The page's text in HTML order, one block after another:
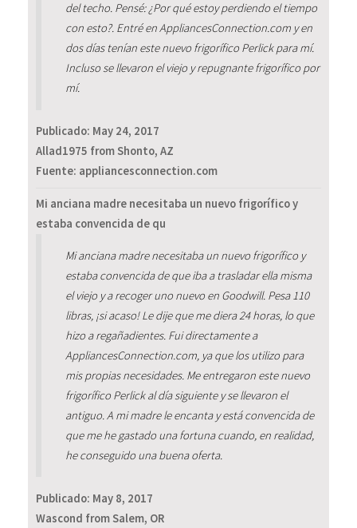
del techo. Pensé: ¿Por qué estoy perdiendo el tiempo
con esto?. Entré en AppliancesConnection.com y en
dos días tenían este nuevo frigorífico Perlick para mí.
Incluso se llevaron el viejo y repugnante frigorífico por
mí.
Publicado: May 24, 2017
Allad1975 from Shonto, AZ
Fuente: appliancesconnection.com
Mi anciana madre necesitaba un nuevo frigorífico y
estaba convencida de qu
Mi anciana madre necesitaba un nuevo frigorífico y
estaba convencida de que iba a trasladar ella misma
el viejo y a recoger uno nuevo en Goodwill. Pesa 110
libras, ¡si acaso! Le dije que me diera 24 horas, lo que
hizo a regañadientes. Fui directamente a
AppliancesConnection.com, ya que los utilizo para
mis propias necesidades. Me entregaron este nuevo
frigorífico Perlick al día siguiente y se llevaron el
antiguo. A mi madre le encanta y está convencida de
que me he gastado una fortuna cuando, en realidad,
he conseguido una buena oferta.
Publicado: May 8, 2017
Wascond from Salem, OR